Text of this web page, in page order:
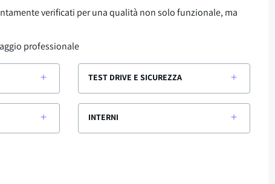
verificati per una qualità non solo funzionale, ma
professionale
TEST DRIVE E SICUREZZA
INTERNI